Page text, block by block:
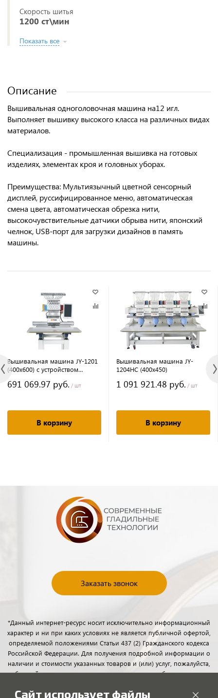
Скорость шитья
1200 ст\мин
Показать все
Описание
Вышивальная одноголовочная машина на12 игл.
Выполняет вышивку высокого класса на различных видах
материалов.
Специализация - промышленная вышивка на готовых
изделиях, элементах кроя и головных уборах.
Преимущества: Мультиязычный цветной сенсорный
дисплей, руссифицированное меню, автоматическая
смена цвета, автоматическая обрезка нити,
высокочувствительные датчики обрыва нити, японский
челнок, USB-порт для загрузки дизайнов в память
машины.
Вышивальная машина JY-1201
(400х600) с устройством
691 069.97 руб. / шт
В корзину
Вышивальная машина JY-
1204HС (400х450)
1 091 921.48 руб. / шт
В корзину
Заказать звонок
*Данный интернет-ресурс носит исключительно информационный
характер и ни при каких условиях не является публичной офертой,
определяемой положениями Статьи 437 (2) Гражданского кодекса
Российской Федерации. Для получения подробной информации о
наличии и стоимости указанных товаров и (или) услуг, пожалуйста,
обращайтесь к менеджерам отдела клиентского обслуживания с
Сайт использует файлы